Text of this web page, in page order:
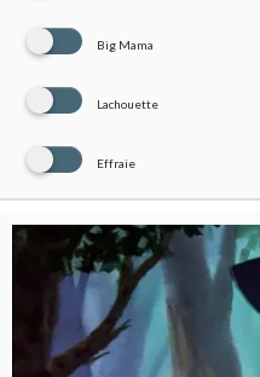
Big Mama
Lachouette
Effraie